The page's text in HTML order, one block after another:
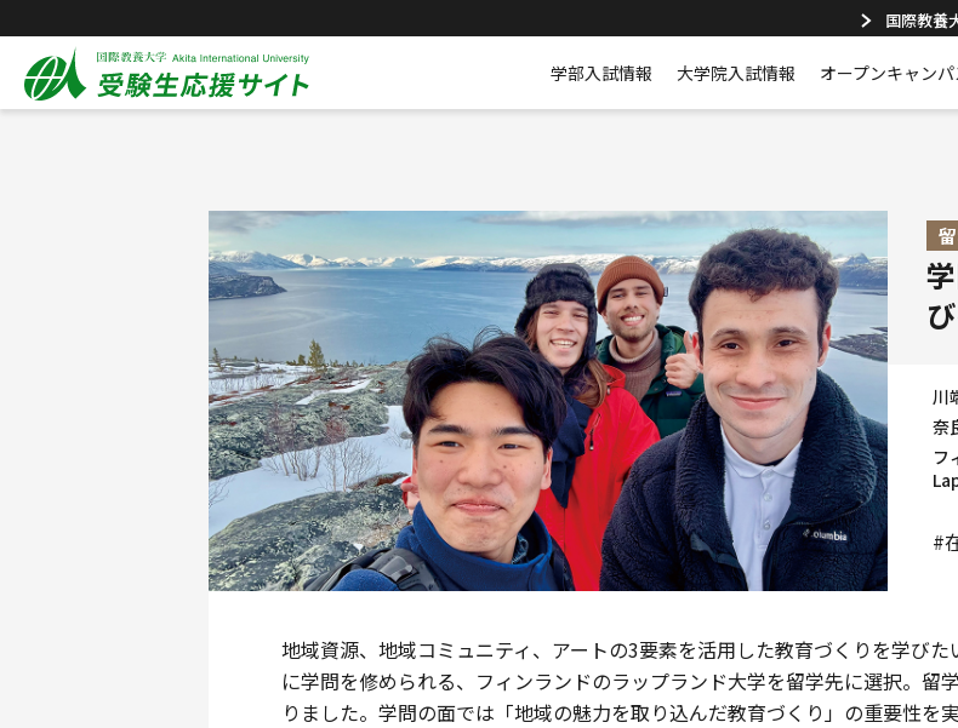
国際教養
学部入試情報 大学院入試情報 オープンキャンパ
川
奈
フ
#
地域資源、地域コミュニティ、アートの3要素を活用した教育づくりを学び
に学問を修められる、フィンランドのラップランド大学を留学先に選択。留
りました。学問の面では「地域の魅力を取り込んだ教育づくり」の重要性を